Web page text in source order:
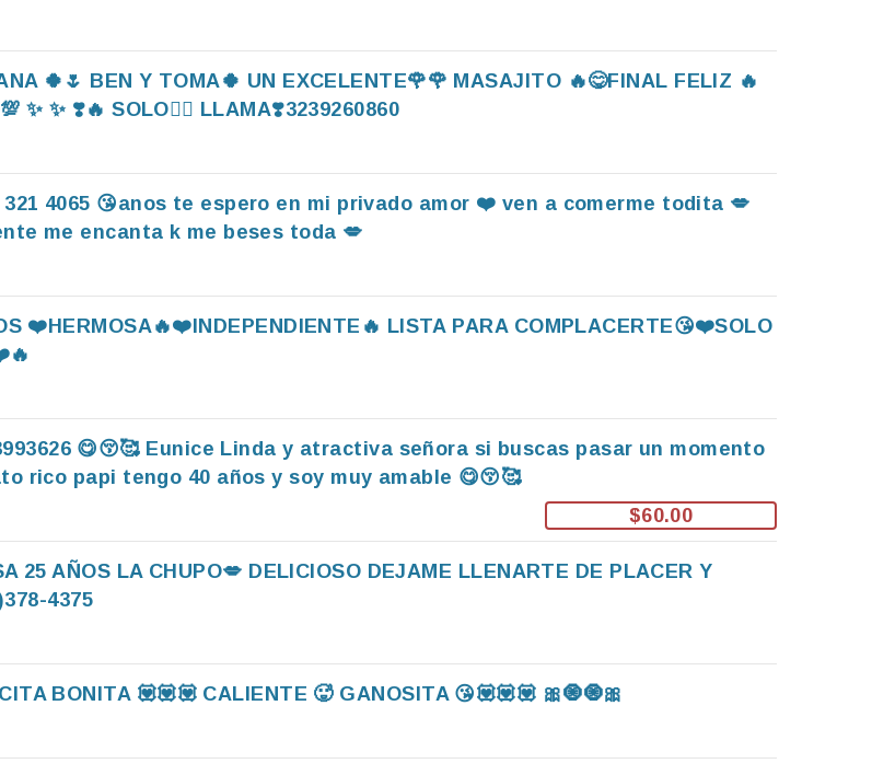
🍀🌷 BEN Y TOMA🍀 UN EXCELENTE🌹🌹 MASAJITO 🔥😋FINAL FELIZ 🔥
✨️ ✨️ ❣️🔥 SOLO❤️‍🔥 LLAMA❣️3239260860
4065 😘anos te espero en mi privado amor ❤️ ven a comerme todita 💋
me encanta k me beses toda 💋
❤️HERMOSA🔥❤️INDEPENDIENTE🔥 LISTA PARA COMPLACERTE😘❤️SOLO
😋😚🥰 Eunice Linda y atractiva señora si buscas pasar un momento
rico papi tengo 40 años y soy muy amable 😋😚🥰
$60.00
25 AÑOS LA CHUPO💋 DELICIOSO DEJAME LLENARTE DE PLACER Y
4375
BONITA 💟💟💟 CALIENTE 🥵 GANOSITA 😘💟💟💟 🎀🧿🧿🎀